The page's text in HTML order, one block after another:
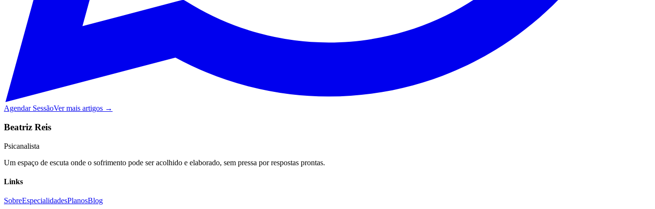
Agendar SessãoVer mais artigos →
Beatriz Reis
Psicanalista
Um espaço de escuta onde o sofrimento pode ser acolhido e elaborado, sem pressa por respostas prontas.
Links
SobreEspecialidadesPlanosBlog